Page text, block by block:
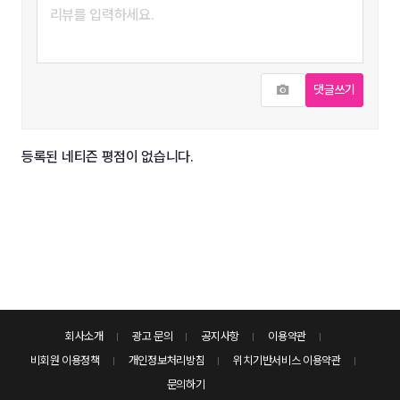
사진추가
댓글쓰기
등록된 네티즌 평점이 없습니다.
회사소개 광고 문의 공지사항
이용약관
비회원 이용정책
개인정보처리방침
위치기반서비스 이용약관
문의하기